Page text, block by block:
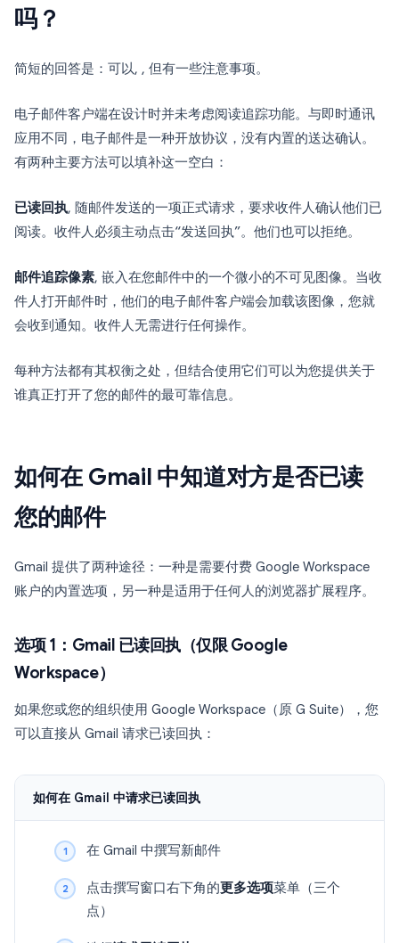
吗？
简短的回答是：可以, , 但有一些注意事项。
电子邮件客户端在设计时并未考虑阅读追踪功能。与即时通讯
应用不同，电子邮件是一种开放协议，没有内置的送达确认。
有两种主要方法可以填补这一空白：
已读回执, 随邮件发送的一项正式请求，要求收件人确认他们已
阅读。收件人必须主动点击“发送回执”。他们也可以拒绝。
邮件追踪像素, 嵌入在您邮件中的一个微小的不可见图像。当收
件人打开邮件时，他们的电子邮件客户端会加载该图像，您就
会收到通知。收件人无需进行任何操作。
每种方法都有其权衡之处，但结合使用它们可以为您提供关于
谁真正打开了您的邮件的最可靠信息。
如何在 Gmail 中知道对方是否已读
您的邮件
Gmail 提供了两种途径：一种是需要付费 Google Workspace
账户的内置选项，另一种是适用于任何人的浏览器扩展程序。
选项 1：Gmail 已读回执（仅限 Google
Workspace）
如果您或您的组织使用 Google Workspace（原 G Suite），您
可以直接从 Gmail 请求已读回执：
如何在 Gmail 中请求已读回执
在 Gmail 中撰写新邮件
点击撰写窗口右下角的更多选项菜单（三个
点）